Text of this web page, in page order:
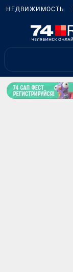
НЕДВИЖИМОСТЬ